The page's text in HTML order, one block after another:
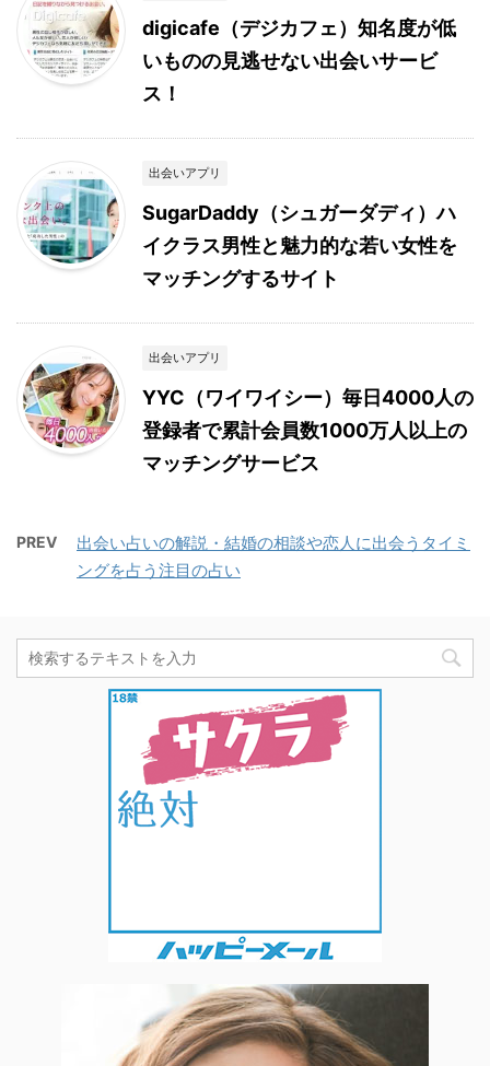
digicafe（デジカフェ）知名度が低
いものの見逃せない出会いサービ
ス！
出会いアプリ
SugarDaddy（シュガーダディ）ハ
イクラス男性と魅力的な若い女性を
マッチングするサイト
出会いアプリ
YYC（ワイワイシー）毎日4000人の
登録者で累計会員数1000万人以上の
マッチングサービス
PREV
出会い占いの解説・結婚の相談や恋人に出会うタイミ
ングを占う注目の占い